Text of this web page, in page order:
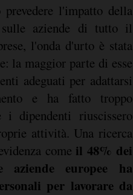
l'impatto della
aziende di tutto il
l'onda d'urto è stata
la maggior parte di esse
adeguati per adattarsi
e ha fatto troppo
i dipendenti riuscissero
attività. Una ricerca
come il 48% dei
aziende europee ha
per lavorare da